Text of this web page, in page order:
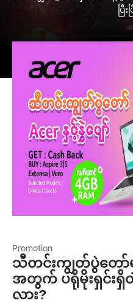
ပြီ
Promotion
သီတင်းကျွတ်ပွဲတော်မှ
အတွက် ပရိုမိုးရှင်းရှိတ
လား?